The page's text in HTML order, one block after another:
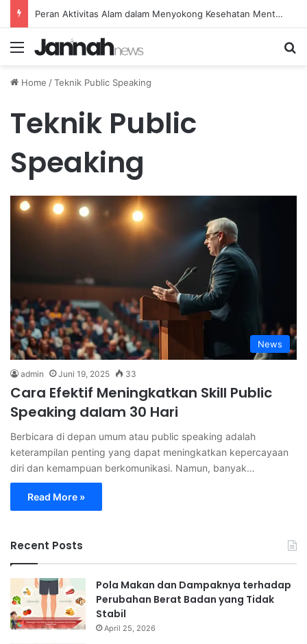
Peran Aktivitas Alam dalam Menyokong Kesehatan Mental dan Menenangkan Pikiran di Masa Sulit
Menu
Home /Teknik Public Speaking
Teknik Public
Speaking
News
admin Juni 19, 2025 33
Cara Efektif Meningkatkan Skill Public
Speaking dalam 30 Hari
Berbicara di depan umum atau public speaking adalah
keterampilan penting yang dapat meningkatkan kepercayaan
diri dan kemampuan berkomunikasi. Namun, banyak…
Read More »
Recent Posts
Pola Makan dan Dampaknya terhadap
Perubahan Berat Badan yang Tidak
Stabil
April 25, 2026